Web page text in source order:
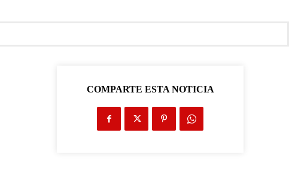
COMPARTE ESTA NOTICIA